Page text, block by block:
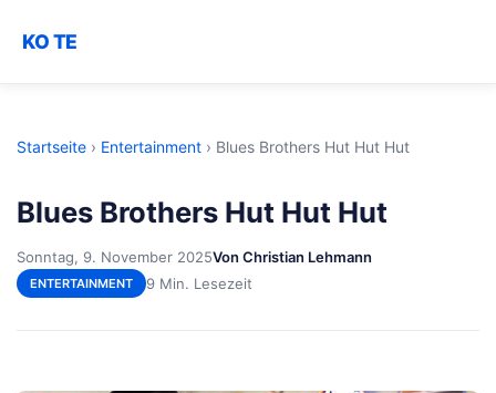
KO TE
Startseite › Entertainment › Blues Brothers Hut Hut Hut
Blues Brothers Hut Hut Hut
Sonntag, 9. November 2025Von Christian Lehmann
ENTERTAINMENT 9 Min. Lesezeit